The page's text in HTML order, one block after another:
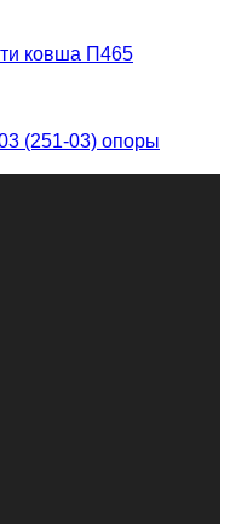
ковша П465
(251-03) опоры